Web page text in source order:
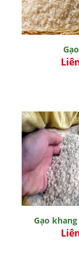
Gạo